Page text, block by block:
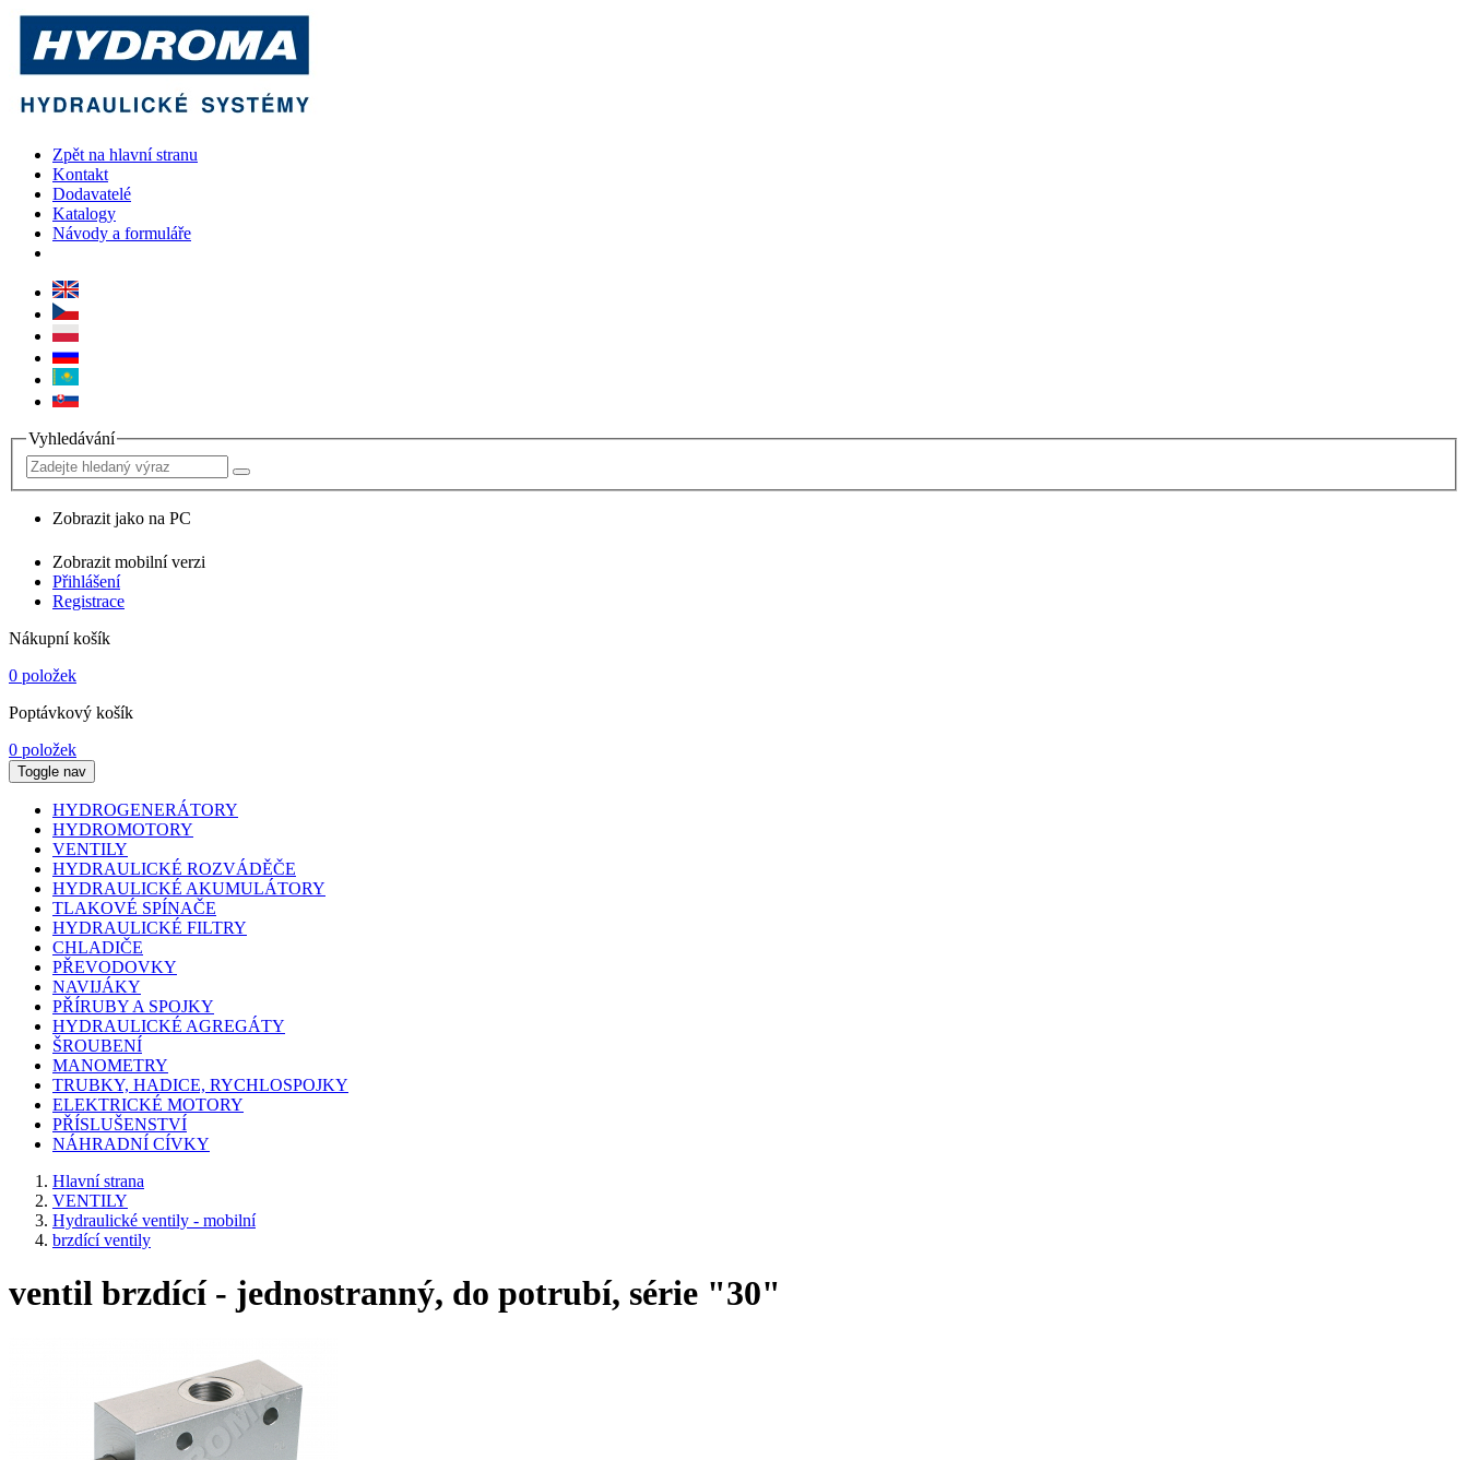
Zpět na hlavní stranu
Kontakt
Dodavatelé
Katalogy
Návody a formuláře
Vyhledávání
Zobrazit jako na PC
Zobrazit mobilní verzi
Přihlášení
Registrace
Nákupní košík
0 položek
Poptávkový košík
0 položek
Toggle nav
HYDROGENERÁTORY
HYDROMOTORY
VENTILY
HYDRAULICKÉ ROZVÁDĚČE
HYDRAULICKÉ AKUMULÁTORY
TLAKOVÉ SPÍNAČE
HYDRAULICKÉ FILTRY
CHLADIČE
PŘEVODOVKY
NAVIJÁKY
PŘÍRUBY A SPOJKY
HYDRAULICKÉ AGREGÁTY
ŠROUBENÍ
MANOMETRY
TRUBKY, HADICE, RYCHLOSPOJKY
ELEKTRICKÉ MOTORY
PŘÍSLUŠENSTVÍ
NÁHRADNÍ CÍVKY
Hlavní strana
VENTILY
Hydraulické ventily - mobilní
brzdící ventily
ventil brzdící - jednostranný, do potrubí, série "30"